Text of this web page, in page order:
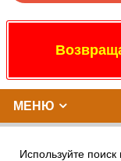
МЕНЮ
Используйте